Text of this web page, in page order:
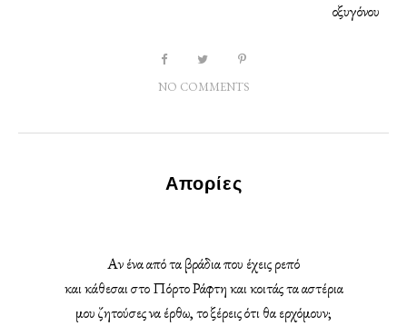
οξυγόνου
NO COMMENTS
Απορίες
Αν ένα από τα βράδια που έχεις ρεπό
και κάθεσαι στο Πόρτο Ράφτη και κοιτάς τα αστέρια
μου ζητούσες να έρθω, το ξέρεις ότι θα ερχόμουν;